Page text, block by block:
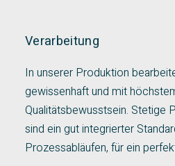
Verarbeitung
In unserer Produktion
gewissenhaft und mit
Qualitätsbewusstsein. Stetige
sind ein gut integrierter
Prozessabläufen, für ein